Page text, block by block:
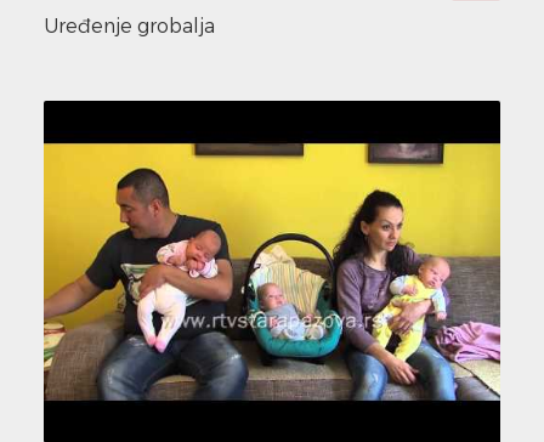
Uređenje grobalja